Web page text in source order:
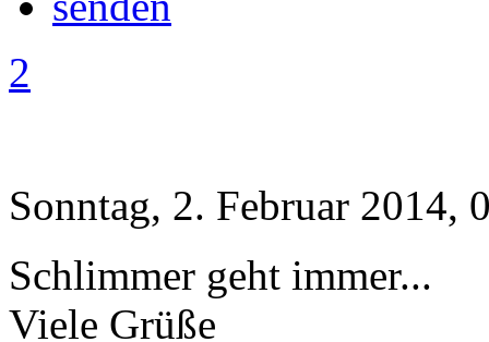
2
Sonntag, 2. Februar 2014,
Schlimmer geht immer...
Viele Grüße